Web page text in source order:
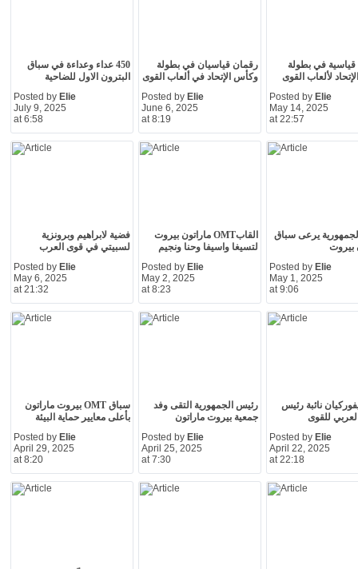
450 عداء وعداءة في سباق
البترون الاول للضاحية
Posted by Elie
July 9, 2025
at 6:58
رقمان قياسيان في بطولة
وكأس الإتحاد في ألعاب القوى
Posted by Elie
June 6, 2025
at 8:19
قياسية في بطولة
لألعاب القوى
Posted by Elie
May 14, 2025
at 22:57
فضية لابراهيم وبرونزية
لسبيتي في قوى العرب
Posted by Elie
May 6, 2025
at 21:32
القابOMT ماراتون بيروت
لتسيغا واسيفا وحنا ونجيم
Posted by Elie
May 2, 2025
at 8:23
يرعى سباق
بيروت
Posted by Elie
May 1, 2025
at 9:06
سباق OMT بيروت ماراتون
بأعلى معايير حماية البيئة
Posted by Elie
April 29, 2025
at 8:20
رئيس الجمهورية التقى وفد
جمعية بيروت ماراتون
Posted by Elie
April 25, 2025
at 7:30
نائبة رئيس
العربي للقوى
Posted by Elie
April 22, 2025
at 22:18